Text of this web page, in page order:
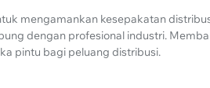
mengamankan kesepakatan
dengan profesional industri.
pintu bagi peluang distribusi.